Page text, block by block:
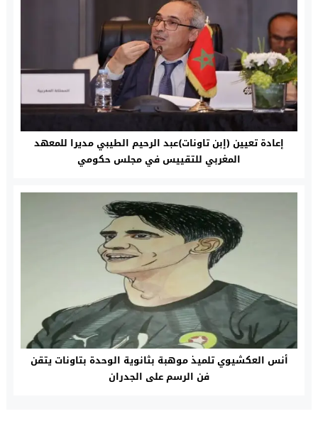
إعادة تعيين (إبن تاونات)عبد الرحيم الطيبي مديرا للمعهد
المغربي للتقييس في مجلس حكومي‎‎
أنس العكشيوي تلميذ موهبة بثانوية الوحدة بتاونات يتقن
فن الرسم على الجدران